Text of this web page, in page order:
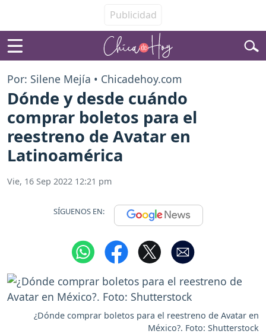
Por: Silene Mejía • Chicadehoy.com
Dónde y desde cuándo
comprar boletos para el
reestreno de Avatar en
Latinoamérica
Vie, 16 Sep 2022 12:21 pm
SÍGUENOS EN:
¿Dónde comprar boletos para el reestreno de Avatar en
México?. Foto: Shutterstock